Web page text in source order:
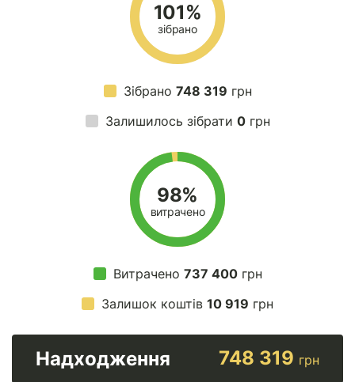
101%
зібрано
Зібрано 748 319 грн
Залишилось зібрати 0грн
98%
витрачено
Витрачено 737 400грн
Залишок коштів 10 919 грн
Надходження 748 319 грн